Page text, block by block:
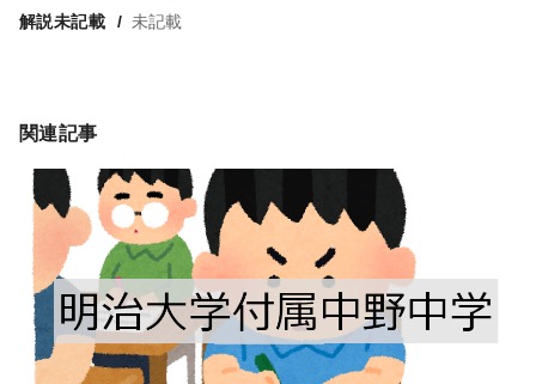
解説未記載
未記載
関連記事